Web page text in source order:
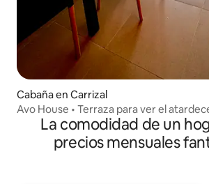
Cabaña en Carrizal
Avo House • Terraza para ver el
acondicionado • Cerca de SJO
La comodidad de un
precios mensuales